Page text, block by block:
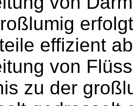
effizient
von
zu der